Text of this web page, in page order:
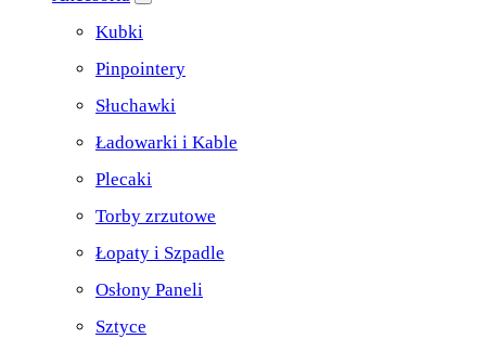
Kubki
Pinpointery
Słuchawki
Ładowarki i Kable
Plecaki
Torby zrzutowe
Łopaty i Szpadle
Osłony Paneli
Sztyce